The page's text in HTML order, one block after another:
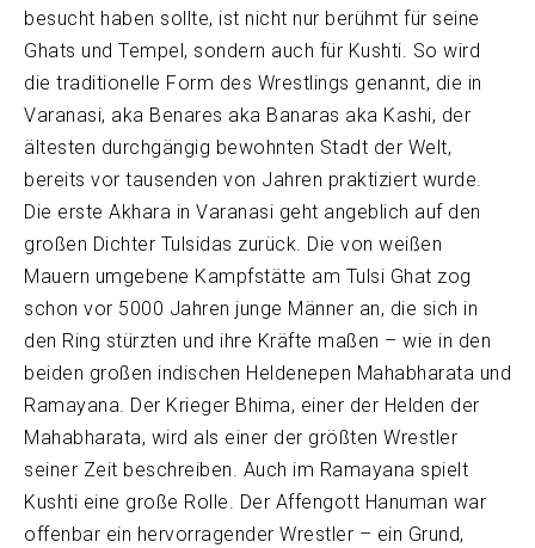
besucht haben sollte, ist nicht nur berühmt für seine
Ghats und Tempel, sondern auch für Kushti. So wird
die traditionelle Form des Wrestlings genannt, die in
Varanasi, aka Benares aka Banaras aka Kashi, der
ältesten durchgängig bewohnten Stadt der Welt,
bereits vor tausenden von Jahren praktiziert wurde.
Die erste Akhara in Varanasi geht angeblich auf den
großen Dichter Tulsidas zurück. Die von weißen
Mauern umgebene Kampfstätte am Tulsi Ghat zog
schon vor 5000 Jahren junge Männer an, die sich in
den Ring stürzten und ihre Kräfte maßen – wie in den
beiden großen indischen Heldenepen Mahabharata und
Ramayana. Der Krieger Bhima, einer der Helden der
Mahabharata, wird als einer der größten Wrestler
seiner Zeit beschreiben. Auch im Ramayana spielt
Kushti eine große Rolle. Der Affengott Hanuman war
offenbar ein hervorragender Wrestler – ein Grund,